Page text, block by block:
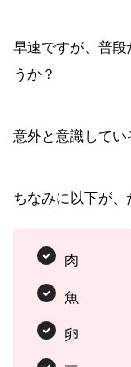
早速ですが、普段
うか？
意外と意識してい
ちなみに以下が、
肉
魚
卵